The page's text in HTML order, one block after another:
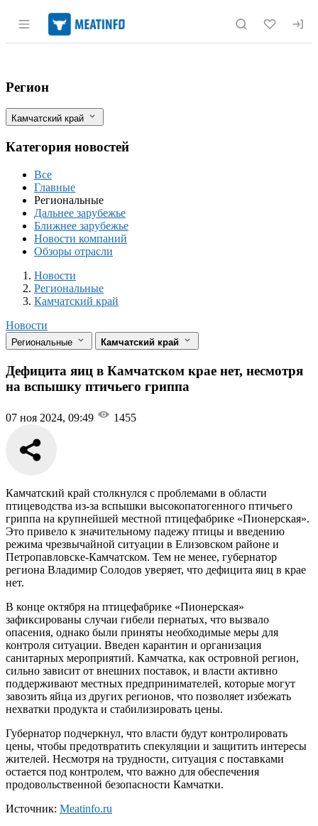
Раздел навигации по сайту
Дефицита яиц в Камчатском крае нет,
Фильтры
Регион
Камчатский край
Категория новостей
Все
Главные
Региональные
Дальнее зарубежье
Ближнее зарубежье
Новости компаний
Обзоры отрасли
Новости
Разделы
Новости
Региональные
Камчатский край
Новости
Региональные Камчатский край
Дефицита яиц в Камчатском крае нет, несмотря
на вспышку птичьего гриппа
07 ноя 2024, 09:49 1455
Камчатский край столкнулся с проблемами в области
птицеводства из-за вспышки высокопатогенного птичьего
гриппа на крупнейшей местной птицефабрике «Пионерская».
Это привело к значительному падежу птицы и введению
режима чрезвычайной ситуации в Елизовском районе и
Петропавловске-Камчатском. Тем не менее, губернатор
региона Владимир Солодов уверяет, что дефицита яиц в крае
нет.
В конце октября на птицефабрике «Пионерская»
зафиксированы случаи гибели пернатых, что вызвало
опасения, однако были приняты необходимые меры для
контроля ситуации. Введен карантин и организация
санитарных мероприятий. Камчатка, как островной регион,
сильно зависит от внешних поставок, и власти активно
поддерживают местных предпринимателей, которые могут
завозить яйца из других регионов, что позволяет избежать
нехватки продукта и стабилизировать цены.
Губернатор подчеркнул, что власти будут контролировать
цены, чтобы предотвратить спекуляции и защитить интересы
жителей. Несмотря на трудности, ситуация с поставками
остается под контролем, что важно для обеспечения
продовольственной безопасности Камчатки.
Источник: Meatinfo.ru